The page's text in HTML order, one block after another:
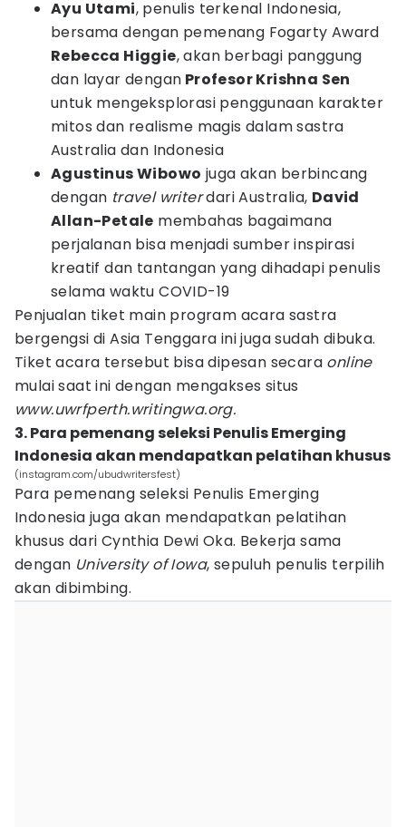
Ayu Utami, penulis terkenal Indonesia,
bersama dengan pemenang Fogarty Award
Rebecca Higgie, akan berbagi panggung
dan layar dengan Profesor Krishna Sen
untuk mengeksplorasi penggunaan karakter
mitos dan realisme magis dalam sastra
Australia dan Indonesia
Agustinus Wibowo juga akan berbincang
dengan travel writerdari Australia, David
Allan-Petale membahas bagaimana
perjalanan bisa menjadi sumber inspirasi
kreatif dan tantangan yang dihadapi penulis
selama waktu COVID-19
Penjualan tiket main program acara sastra
bergengsi di Asia Tenggara ini juga sudah dibuka.
Tiket acara tersebut bisa dipesan secara online
mulai saat ini dengan mengakses situs
www.uwrfperth.writingwa.org.
3. Para pemenang seleksi Penulis Emerging
Indonesia akan mendapatkan pelatihan khusus
(instagram.com/ubudwritersfest)
Para pemenang seleksi Penulis Emerging
Indonesia juga akan mendapatkan pelatihan
khusus dari Cynthia Dewi Oka. Bekerja sama
dengan University of Iowa, sepuluh penulis terpilih
akan dibimbing.